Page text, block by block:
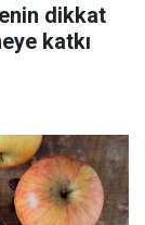
dikkat
katkı